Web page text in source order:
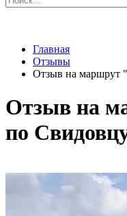
Главная
Отзывы
Отзыв на маршрут
Отзыв на
по